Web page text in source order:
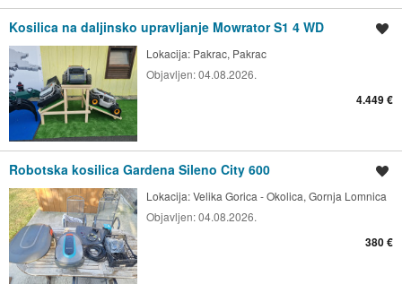
Kosilica na daljinsko upravljanje Mowrator S1 4 WD
Lokacija: Pakrac, Pakrac
Objavljen:04.08.2026.
4.449 €
Robotska kosilica Gardena Sileno City 600
Lokacija:Velika Gorica - Okolica, Gornja Lomnica
Objavljen:04.08.2026.
380 €